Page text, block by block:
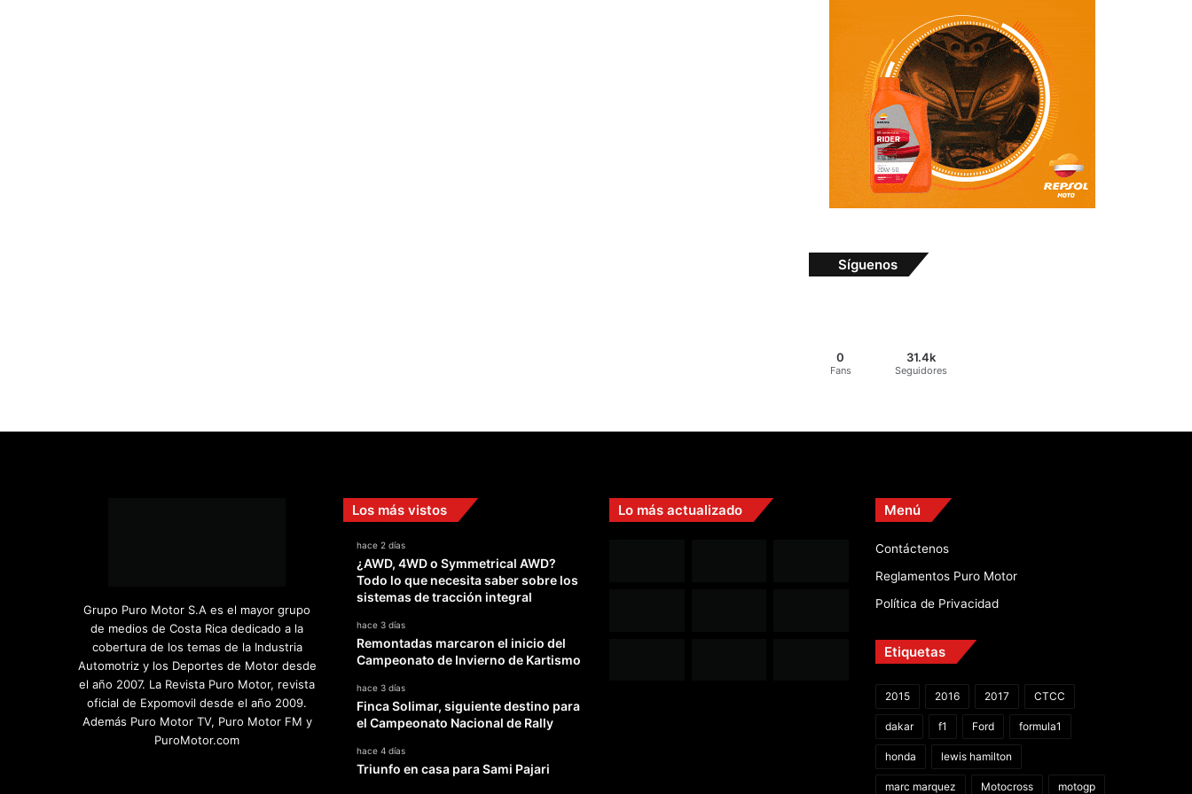
Síguenos
0
Fans
31.4k
Seguidores
Grupo Puro Motor S.A es el mayor grupo
de medios de Costa Rica dedicado a la
cobertura de los temas de la Industria
Automotriz y los Deportes de Motor desde
el año 2007. La Revista Puro Motor, revista
oficial de Expomovil desde el año 2009.
Además Puro Motor TV, Puro Motor FM y
PuroMotor.com
Los más vistos
hace 2 días
¿AWD, 4WD o Symmetrical AWD?
Todo lo que necesita saber sobre los
sistemas de tracción integral
hace 3 días
Remontadas marcaron el inicio del
Campeonato de Invierno de Kartismo
hace 3 días
Finca Solimar, siguiente destino para
el Campeonato Nacional de Rally
hace 4 días
Triunfo en casa para Sami Pajari
Lo más actualizado Menú
Contáctenos
Reglamentos Puro Motor
Política de Privacidad
Etiquetas
2015 2016 2017 CTCC
dakar f1 Ford formula1
honda lewis hamilton
marc marquez Motocross motogp